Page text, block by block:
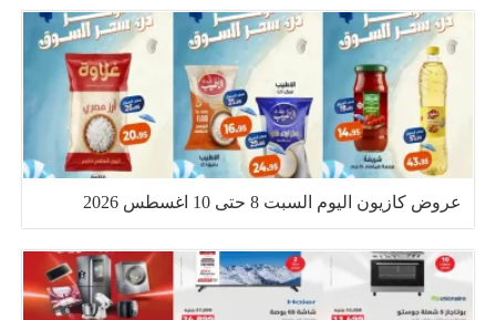
عروض كازيون اليوم السبت 8 حتى 10 اغسطس 2026